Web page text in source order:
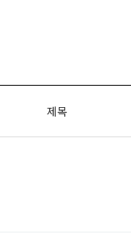
제목